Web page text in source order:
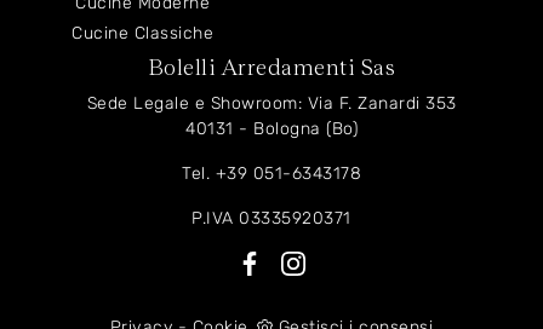
Cucine Classiche
Bolelli Arredamenti Sas
Sede Legale e Showroom: Via F. Zanardi 353
40131 - Bologna (Bo)
Tel. +39 051-6343178
P.IVA 03335920371